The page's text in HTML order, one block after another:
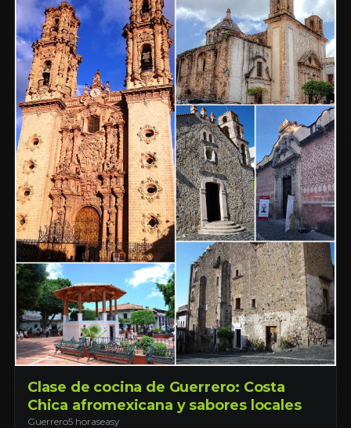
Clase de cocina de Guerrero: Costa
Chica afromexicana y sabores locales
Guerrero5 horaseasy